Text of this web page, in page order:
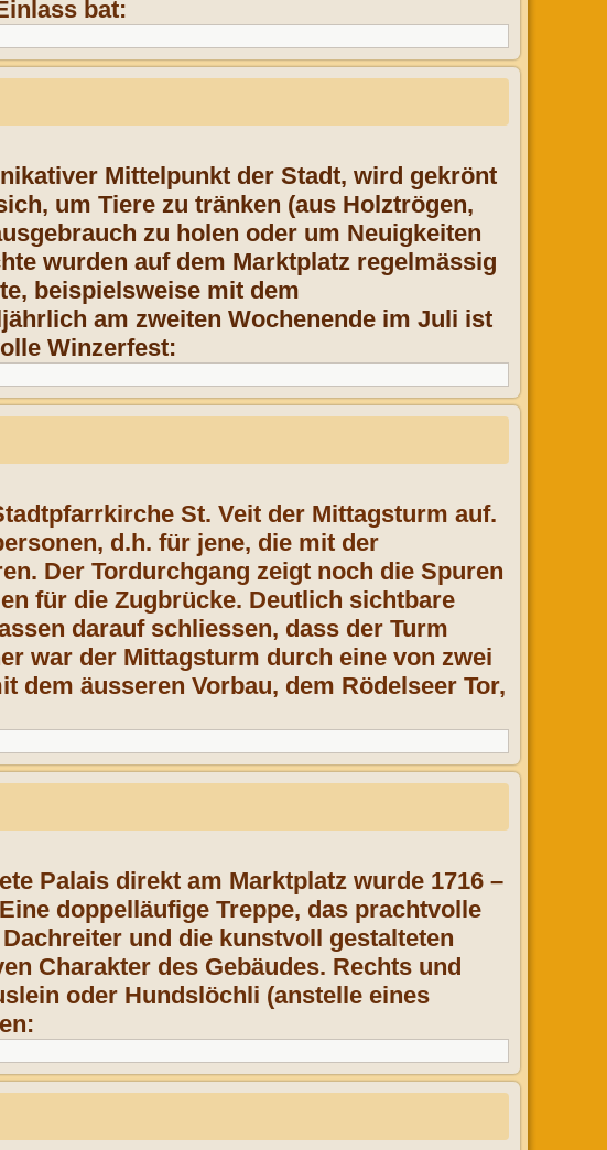
bat:
Mittelpunkt der Stadt, wird gekrönt
um Tiere zu tränken (aus Holztrögen,
zu holen oder um Neuigkeiten
wurden auf dem Marktplatz regelmässig
beispielsweise mit dem
am zweiten Wochenende im Juli ist
Winzerfest:
kirche St. Veit der Mittagsturm auf.
, d.h. für jene, die mit der
Der Tordurchgang zeigt noch die Spuren
für die Zugbrücke. Deutlich sichtbare
darauf schliessen, dass der Turm
war der Mittagsturm durch eine von zwei
dem äusseren Vorbau, dem Rödelseer Tor,
Palais direkt am Marktplatz wurde 1716 –
doppelläufige Treppe, das prachtvolle
und die kunstvoll gestalteten
Charakter des Gebäudes. Rechts und
oder Hundslöchli (anstelle eines